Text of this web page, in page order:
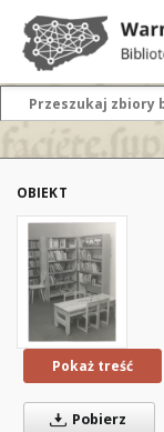
OBIEKT
Pokaż treść
Pobierz